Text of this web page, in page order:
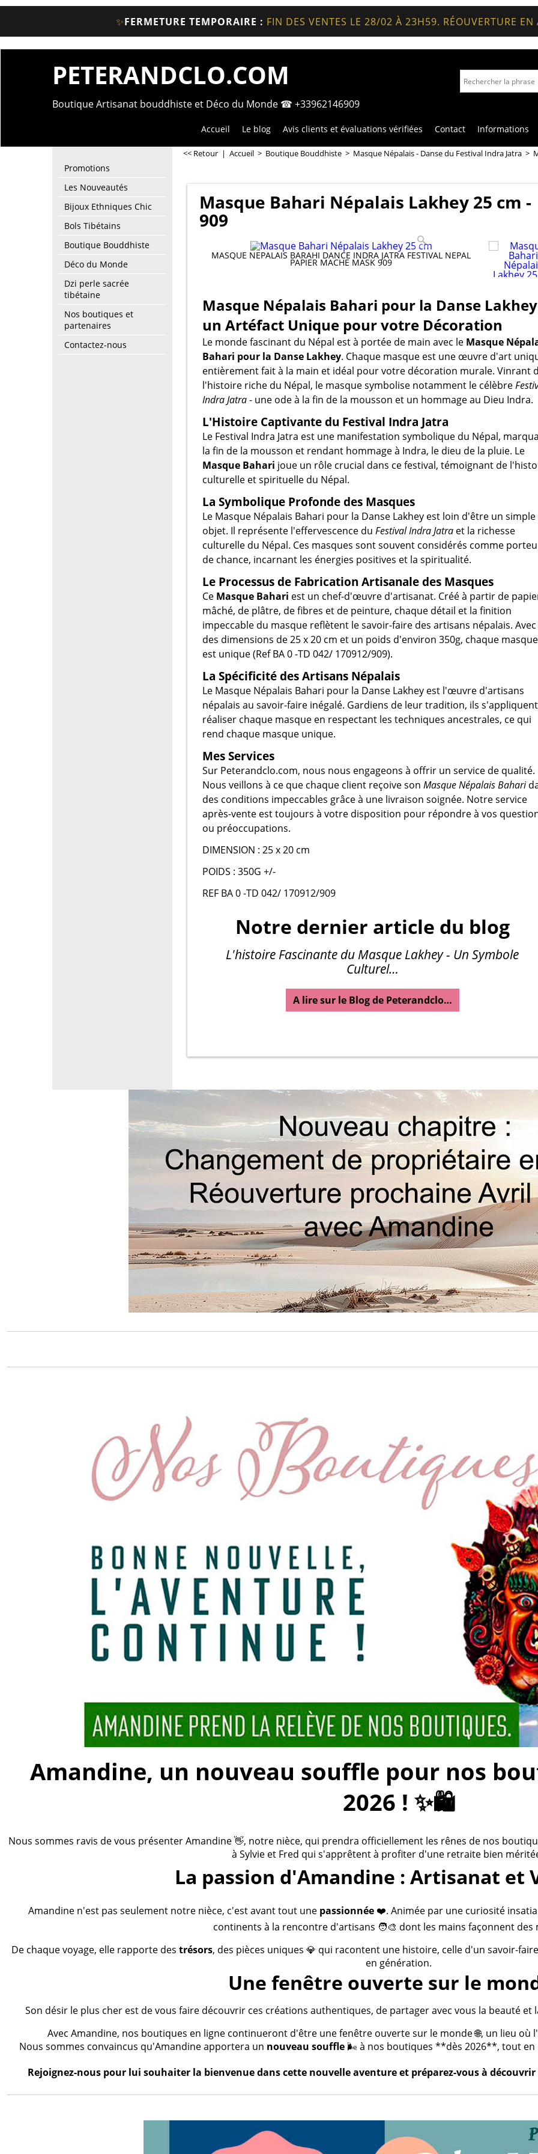
✨FERMETURE TEMPORAIRE : FIN DES VENTES LE 28/02 À 23H59. RÉOUVERTURE
PETERANDCLO.COM
Boutique Artisanat bouddhiste et Déco du Monde ☎ +33962146909
Accueil Le blog Avis clients et évaluations vérifiées Contact Informations
Promotions
Les Nouveautés
Bijoux Ethniques Chic
Bols Tibétains
Boutique Bouddhiste
Déco du Monde
Dzi perle sacrée
tibétaine
Nos boutiques et
partenaires
Contactez-nous
<< Retour | Accueil > Boutique Bouddhiste > Masque Népalais - Danse du Festival Indra Jatra >
Masque Bahari Népalais Lakhey 25 cm -
909
MASQUE NEPALAIS BARAHI DANCE INDRA JATRA FESTIVAL NEPAL
PAPIER MACHE MASK 909
Masque Népalais Bahari pour la Danse
un Artéfact Unique pour votre Décoration
Le monde fascinant du Népal est à portée de main avec le Masque
Bahari pour la Danse Lakhey. Chaque masque est une œuvre d'art
entièrement fait à la main et idéal pour votre décoration murale. Vinrant
l'histoire riche du Népal, le masque symbolise notamment le célèbre
Indra Jatra- une ode à la fin de la mousson et un hommage au Dieu Indra.
L'Histoire Captivante du Festival Indra Jatra
Le Festival Indra Jatra est une manifestation symbolique du Népal,
la fin de la mousson et rendant hommage à Indra, le dieu de la pluie. Le
Masque Bahari joue un rôle crucial dans ce festival, témoignant de
culturelle et spirituelle du Népal.
La Symbolique Profonde des Masques
Le Masque Népalais Bahari pour la Danse Lakhey est loin d'être un simple
objet. Il représente l'effervescence du Festival Indra Jatra et la richesse
culturelle du Népal. Ces masques sont souvent considérés comme
de chance, incarnant les énergies positives et la spiritualité.
Le Processus de Fabrication Artisanale des Masques
Ce Masque Bahari est un chef-d'œuvre d'artisanat. Créé à partir de
mâché, de plâtre, de fibres et de peinture, chaque détail et la finition
impeccable du masque reflètent le savoir-faire des artisans népalais. Avec
des dimensions de 25 x 20 cm et un poids d'environ 350g, chaque masque
est unique (Ref BA 0 -TD 042/ 170912/909).
La Spécificité des Artisans Népalais
Le Masque Népalais Bahari pour la Danse Lakhey est l'œuvre d'artisans
népalais au savoir-faire inégalé. Gardiens de leur tradition, ils
réaliser chaque masque en respectant les techniques ancestrales, ce qui
rend chaque masque unique.
Mes Services
Sur Peterandclo.com, nous nous engageons à offrir un service de qualité.
Nous veillons à ce que chaque client reçoive son Masque Népalais Bahari
des conditions impeccables grâce à une livraison soignée. Notre service
après-vente est toujours à votre disposition pour répondre à vos
ou préoccupations.
DIMENSION : 25 x 20 cm
POIDS : 350G +/-
REF BA 0 -TD 042/ 170912/909
Notre dernier article du blog
L'histoire Fascinante du Masque Lakhey - Un Symbole
Culturel…
A lire sur le Blog de Peterandclo…
Amandine, un nouveau souffle pour nos
2026 ! ✨🛍️
Nous sommes ravis de vous présenter Amandine 👋, notre nièce, qui prendra officiellement les rênes de nos
à Sylvie et Fred qui s'apprêtent à profiter d'une retraite bien
La passion d'Amandine : Artisanat et
Amandine n'est pas seulement notre nièce, c'est avant tout une passionnée❤️. Animée par une curiosité
continents à la rencontre d'artisans 🧑‍🎨 dont les mains façonnent des
De chaque voyage, elle rapporte des trésors, des pièces uniques 💎 qui racontent une histoire, celle d'un savoir-
en génération.
Une fenêtre ouverte sur le
Son désir le plus cher est de vous faire découvrir ces créations authentiques, de partager avec vous la beauté
Avec Amandine, nos boutiques en ligne continueront d'être une fenêtre ouverte sur le monde 🌐, un lieu
Nous sommes convaincus qu'Amandine apportera un nouveau souffle🌬️ à nos boutiques **dès 2026**, tout en
Rejoignez-nous pour lui souhaiter la bienvenue dans cette nouvelle aventure et préparez-vous à